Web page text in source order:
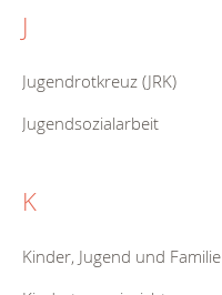
J
Jugendrotkreuz (JRK)
Jugendsozialarbeit
K
Kinder, Jugend und Familie